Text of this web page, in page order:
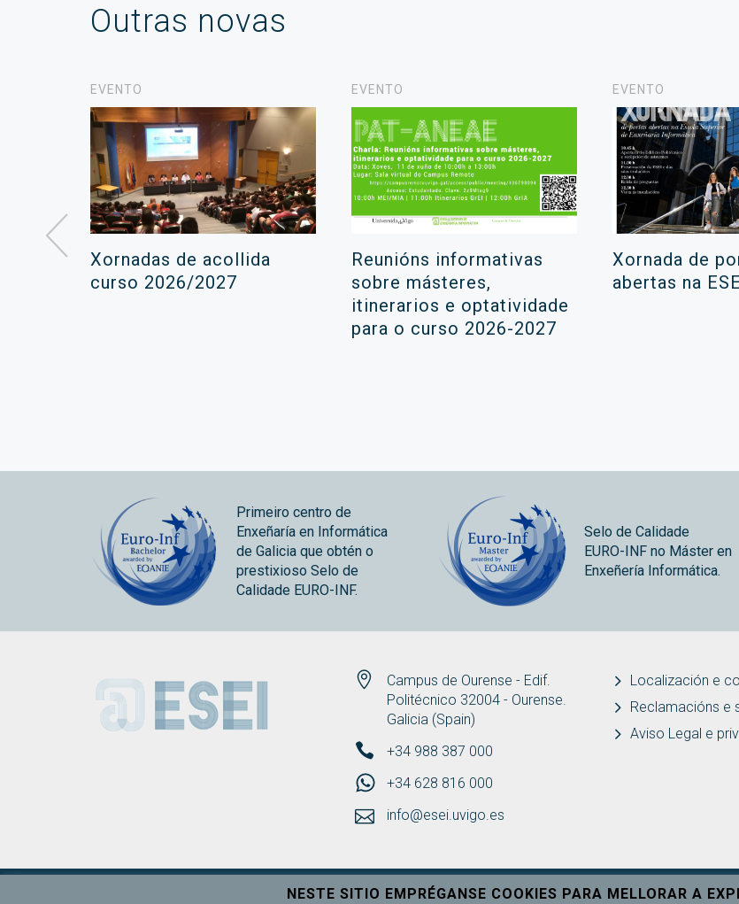
Outras novas
EVENTO
Xornadas de acollida
curso 2026/2027
EVENTO
Reunións informativas
sobre másteres,
itinerarios e optatividade
para o curso 2026-2027
EVENTO
Xornada de
abertas na ESEI
Primeiro centro de
Enxeñaría en Informática
de Galicia que obtén o
prestixioso Selo de
Calidade EURO-INF.
Selo de Calidade
EURO-INF no Máster en
Enxeñería Informática.
ESEI
Campus de Ourense - Edif.
Politécnico 32004 - Ourense.
Galicia (Spain)
+34 988 387 000
+34 628 816 000
info@esei.uvigo.es
Localización e
Reclamacións e
Aviso Legal e
NESTE SITIO EMPRÉGANSE COOKIES PARA MELLORAR A